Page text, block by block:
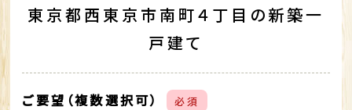
東京都西東京市南町４丁目の新築一
戸建て
ご要望（複数選択可） 必須